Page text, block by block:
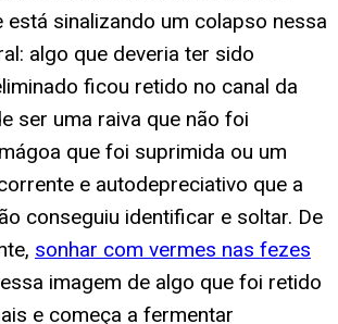
está sinalizando um colapso nessa
algo que deveria ter sido
ficou retido no canal da
ser uma raiva que não foi
que foi suprimida ou um
e autodepreciativo que a
conseguiu identificar e soltar. De
sonhar com vermes nas fezes
imagem de algo que foi retido
e começa a fermentar